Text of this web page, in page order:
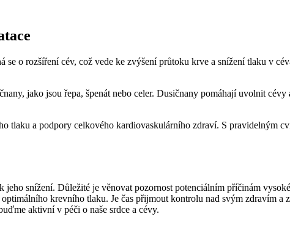
o rozšíření cév, což vede ke zvýšení průtoku krve a snížení tlaku v
jako jsou řepa, špenát nebo celer. Dusičnany pomáhají uvolnit
tlaku a podpory celkového kardiovaskulárního zdraví. S pravidelným
snížení. Důležité je věnovat pozornost potenciálním příčinám
krevního tlaku. Je čas přijmout kontrolu nad svým zdravím a
aktivní v péči o naše srdce a cévy.